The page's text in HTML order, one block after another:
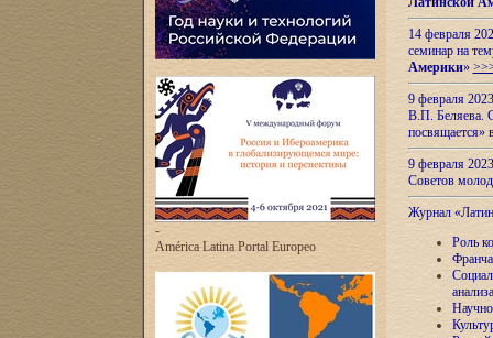
-
América Latina Portal Europeo
14 февраля
семинар на
Америки»
9 февраля
В.П. Беляева.
посвящается»
9 февраля
Советов
Журнал
Роль
анализа